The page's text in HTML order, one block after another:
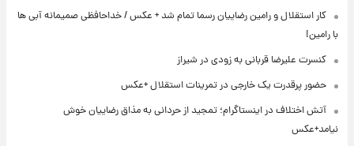
کار استقلال و رامین رضاییان رسما تمام شد + عکس / خداحافظی صمیمانه آبی ها
با رامین!
کنسرت علیرضا قربانی به زودی در شیراز
حضور پرقدرت یک خارجی در تمرینات استقلال +عکس
آتش اختلاف در اینستاگرام؛ تمجید از حردانی به مذاق رضاییان خوش
نیامد+عکس